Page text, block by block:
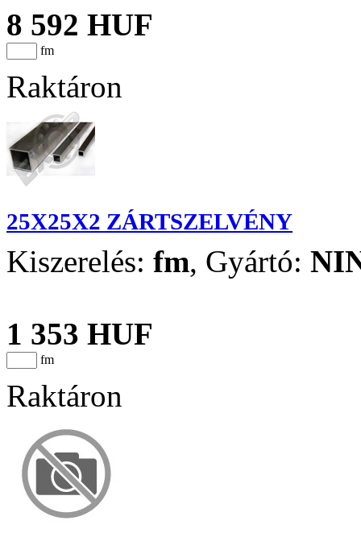
8 592 HUF
fm
Raktáron
25X25X2 ZÁRTSZELVÉNY
Kiszerelés: fm, Gyártó:
1 353 HUF
fm
Raktáron